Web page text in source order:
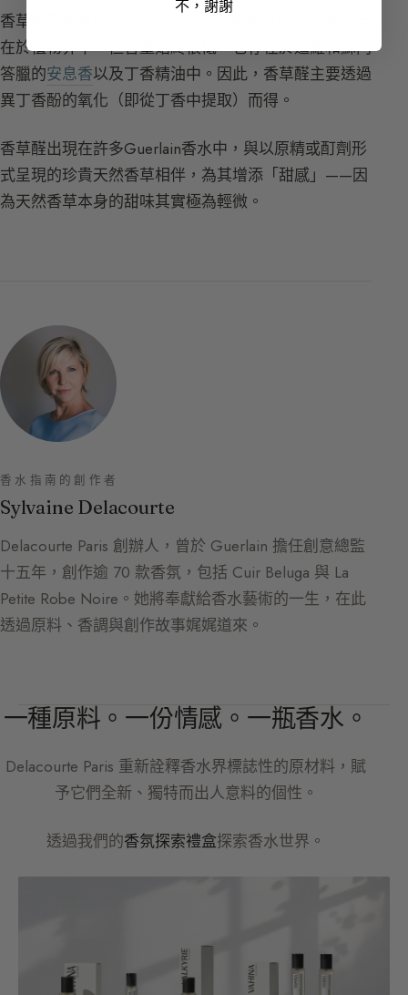
香草醛是香草莢（planifolia）的主要香氣成分，廣泛存
在於植物界中，但含量始終很低。它存在於暹羅和蘇門
答臘的安息香以及丁香精油中。因此，香草醛主要透過
異丁香酚的氧化（即從丁香中提取）而得。
香草醛出現在許多Guerlain香水中，與以原精或酊劑形
式呈現的珍貴天然香草相伴，為其增添「甜感」——因
為天然香草本身的甜味其實極為輕微。
香水指南的創作者
Sylvaine Delacourte
Delacourte Paris 創辦人，曾於 Guerlain 擔任創意總監
十五年，創作逾 70 款香氛，包括 Cuir Beluga 與 La
Petite Robe Noire。她將奉獻給香水藝術的一生，在此
透過原料、香調與創作故事娓娓道來。
一種原料。一份情感。一瓶香水。
Delacourte Paris 重新詮釋香水界標誌性的原材料，賦
予它們全新、獨特而出人意料的個性。
透過我們的香氛探索禮盒探索香水世界。
不，謝謝